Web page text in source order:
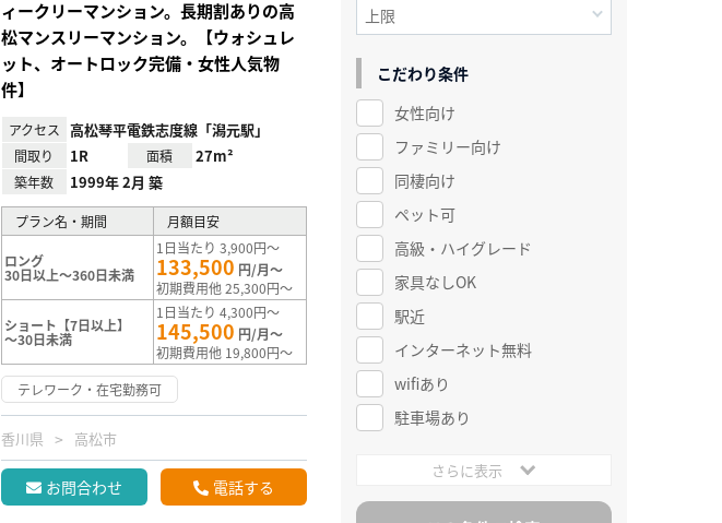
ィークリーマンション。長期割ありの高
松マンスリーマンション。【ウォシュレ
ット、オートロック完備・女性人気物
件】
アクセス 高松琴平電鉄志度線「潟元駅」
間取り 1R 面積 27m²
築年数 1999年 2月 築
プラン名・期間 月額目安
ロング
30日以上～360日未満
1日当たり 3,900円～
133,500 円/月～
初期費用他 25,300円～
ショート【7日以上】
～30日未満
1日当たり 4,300円～
145,500 円/月～
初期費用他 19,800円～
テレワーク・在宅勤務可
香川県 高松市
お問合わせ 電話する
こだわり条件
女性向け
ファミリー向け
同棲向け
ペット可
高級・ハイグレード
家具なしOK
駅近
インターネット無料
wifiあり
駐車場あり
さらに表示